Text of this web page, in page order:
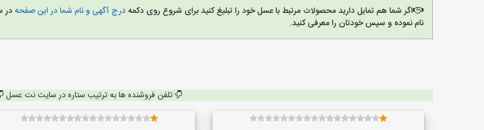
اگر شما هم تمایل دارید محصولات مرتبط با عسل خود را تبلیغ کنید برای شروع روی دکمهدرج آگهی و نام شما در این صفحهدر
نام نموده و سپس خودتان را معرفی کنید.
تلفن فروشنده ها به ترتیب ستاره در سایت نت عسل